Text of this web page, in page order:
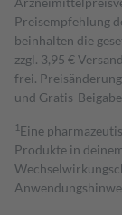
Preisempfehlung
beinhalten die
zzgl. 3,95 €
frei.
und Gratis-
1 Eine
Produkte in